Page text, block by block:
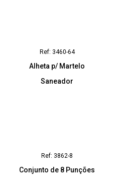
Ref: 3460-64
Alheta p/ Martelo
Saneador
Ref: 3862-8
Conjunto de 8 Punções